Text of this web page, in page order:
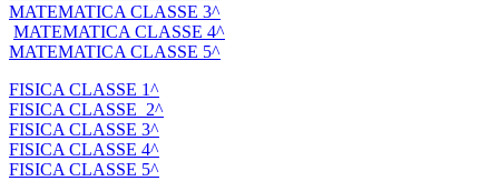
MATEMATICA CLASSE 3^
MATEMATICA CLASSE 4^
MATEMATICA CLASSE 5^
FISICA CLASSE 1^
FISICA CLASSE 2^
FISICA CLASSE 3^
FISICA CLASSE 4^
FISICA CLASSE 5^